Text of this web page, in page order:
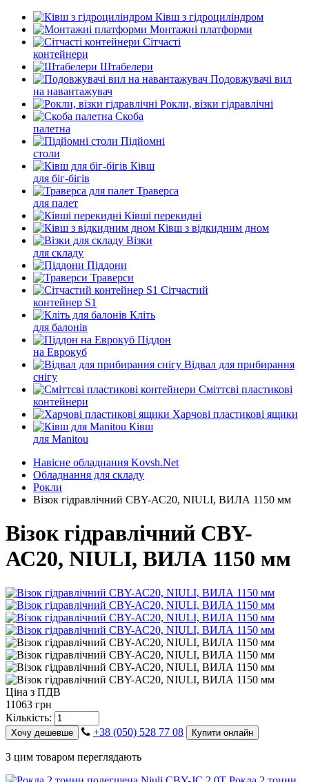
Ківш з гідроциліндром
Монтажні платформи
Сітчасті
контейнери
Штабелери
Подовжувачі вил
на навантажувач
Рокли, візки гідравлічні
Скоба
палетна
Підйомні
столи
Ківш
для біг-бігів
Траверса
для палет
Ківші перекидні
Ківш з відкидним дном
Візки
для складу
Піддони
Траверси
Сітчастий
контейнер S1
Кліть
для балонів
Піддон
на Еврокуб
Відвал для прибирання
снігу
Cміттєві пластикові
контейнери
Харчові пластикові ящики
Ківш
для Manitou
Навісне обладнання Kovsh.Net
Обладнання для складу
Рокли
Візок гідравлічний CBY-АС20, NIULI, ВИЛА 1150 мм
Візок гідравлічний CBY-
АС20, NIULI, ВИЛА 1150 мм
Ціна з ПДВ
11063 грн
Кількість:
Хочу дешевше +38 (050) 528 77 08 Купити онлайн
З цим товаром переглядають